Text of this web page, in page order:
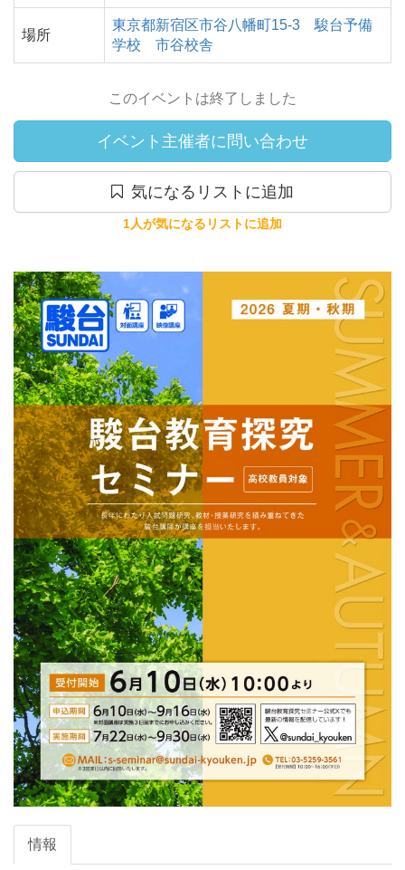
場所
東京都新宿区市谷八幡町15-3
駿台予備
学校 市谷校舎
このイベントは終了しました
イベント主催者に問い合わせ
気になるリストに追加
1人が気になるリストに追加
情報